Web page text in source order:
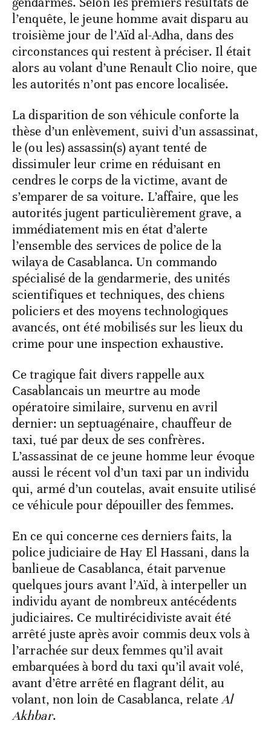
l’enquête, le jeune homme avait disparu au
troisième jour de l’Aïd al-Adha, dans des
circonstances qui restent à préciser. Il était
alors au volant d’une Renault Clio noire, que
les autorités n’ont pas encore localisée.
La disparition de son véhicule conforte la
thèse d’un enlèvement, suivi d’un assassinat,
le (ou les) assassin(s) ayant tenté de
dissimuler leur crime en réduisant en
cendres le corps de la victime, avant de
s’emparer de sa voiture. L’affaire, que les
autorités jugent particulièrement grave, a
immédiatement mis en état d’alerte
l’ensemble des services de police de la
wilaya de Casablanca. Un commando
spécialisé de la gendarmerie, des unités
scientifiques et techniques, des chiens
policiers et des moyens technologiques
avancés, ont été mobilisés sur les lieux du
crime pour une inspection exhaustive.
Ce tragique fait divers rappelle aux
Casablancais un meurtre au mode
opératoire similaire, survenu en avril
dernier: un septuagénaire, chauffeur de
taxi, tué par deux de ses confrères.
L’assassinat de ce jeune homme leur évoque
aussi le récent vol d’un taxi par un individu
qui, armé d’un coutelas, avait ensuite utilisé
ce véhicule pour dépouiller des femmes.
En ce qui concerne ces derniers faits, la
police judiciaire de Hay El Hassani, dans la
banlieue de Casablanca, était parvenue
quelques jours avant l’Aïd, à interpeller un
individu ayant de nombreux antécédents
judiciaires. Ce multirécidiviste avait été
arrêté juste après avoir commis deux vols à
l’arrachée sur deux femmes qu’il avait
embarquées à bord du taxi qu’il avait volé,
avant d’être arrêté en flagrant délit, au
volant, non loin de Casablanca, relateAl
Akhbar.